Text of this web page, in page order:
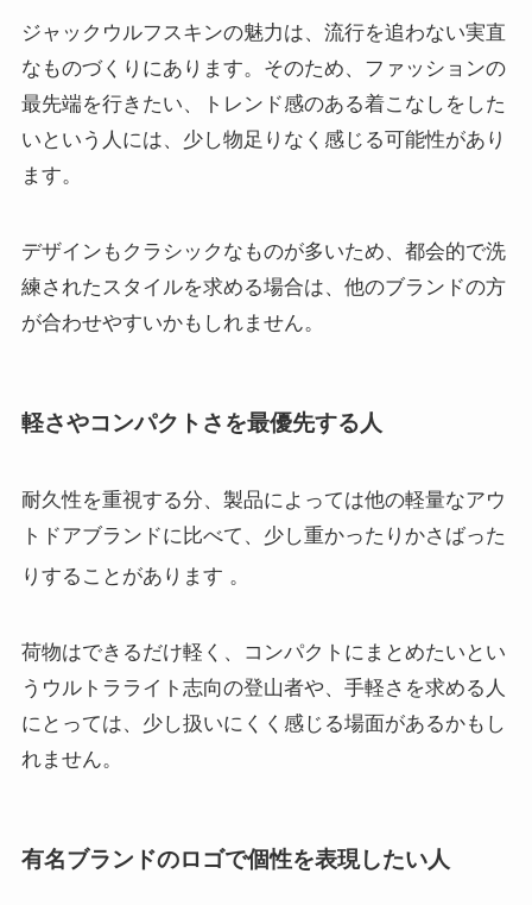
ジャックウルフスキンの魅力は、流行を追わない実直
なものづくりにあります。そのため、ファッションの
最先端を行きたい、トレンド感のある着こなしをした
いという人には、少し物足りなく感じる可能性があり
ます。
デザインもクラシックなものが多いため、都会的で洗
練されたスタイルを求める場合は、他のブランドの方
が合わせやすいかもしれません。
軽さやコンパクトさを最優先する人
耐久性を重視する分、製品によっては他の軽量なアウ
トドアブランドに比べて、少し重かったりかさばった
りすることがあります 。
荷物はできるだけ軽く、コンパクトにまとめたいとい
うウルトラライト志向の登山者や、手軽さを求める人
にとっては、少し扱いにくく感じる場面があるかもし
れません。
有名ブランドのロゴで個性を表現したい人